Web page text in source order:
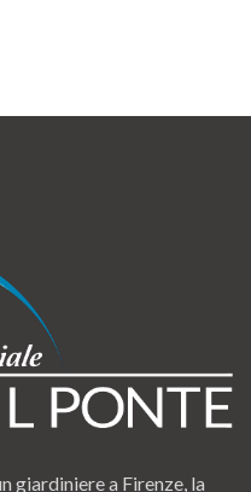
giardiniere a Firenze, la